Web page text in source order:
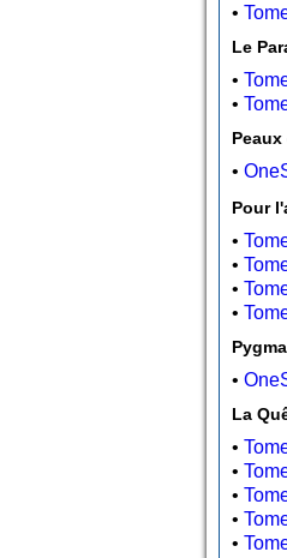
•
•
•
•
Pour
•
•
•
•
•
•
•
•
•
•